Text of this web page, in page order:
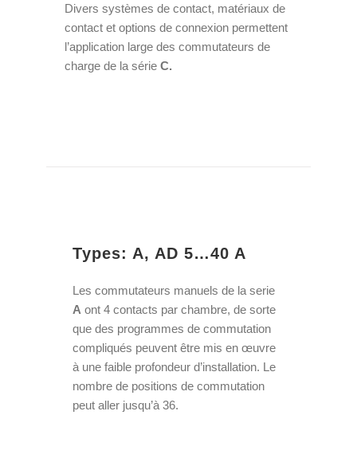
Divers systèmes de contact, matériaux de
contact et options de connexion permettent
l’application large des commutateurs de
charge de la sérieC.
Types: A, AD 5…40 A
Les commutateurs manuels de la serie
A ont 4 contacts par chambre, de sorte
que des programmes de commutation
compliqués peuvent être mis en œuvre
à une faible profondeur d’installation. Le
nombre de positions de commutation
peut aller jusqu’à 36.